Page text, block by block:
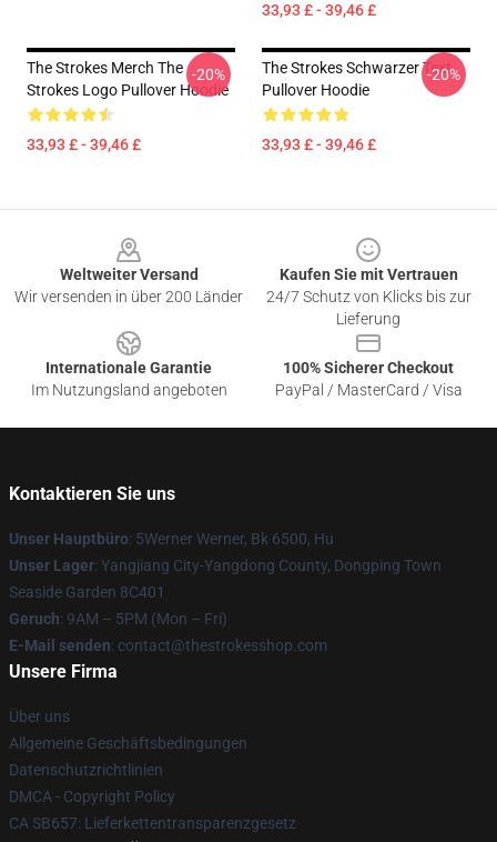
33,93 £ - 39,46 £
The Strokes Merch The
Strokes Logo Pullover Hoodie
33,93 £ - 39,46 £
-20%
The Strokes Schwarzer Text
Pullover Hoodie
33,93 £ - 39,46 £
-20%
Weltweiter Versand
Wir versenden in über 200 Länder
Kaufen Sie mit Vertrauen
24/7 Schutz von Klicks bis zur
Lieferung
Internationale Garantie
Im Nutzungsland angeboten
100% Sicherer Checkout
PayPal / MasterCard / Visa
Kontaktieren Sie uns
Unser Hauptbüro: 5Werner Werner, Bk 6500, Hu
Unser Lager: Yangjiang City-Yangdong County, Dongping Town
Seaside Garden 8C401
Geruch: 9AM – 5PM (Mon – Fri)
E-Mail senden: contact@thestrokesshop.com
Unsere Firma
Über uns
Allgemeine Geschäftsbedingungen
Datenschutzrichtlinien
DMCA - Copyright Policy
CA SB657: Lieferkettentransparenzgesetz